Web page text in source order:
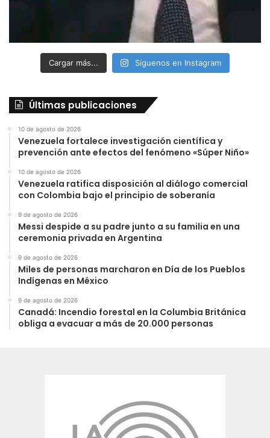
Cargar más... Síguenos en Instagram
Últimas publicaciones
10 de agosto de 2026
Venezuela fortalece investigación científica y
prevención ante efectos del fenómeno «Súper Niño»
10 de agosto de 2026
Venezuela ratifica disposición al diálogo comercial
con Colombia bajo el principio de soberanía
9 de agosto de 2026
Messi despide a su padre junto a su familia en una
ceremonia privada en Argentina
9 de agosto de 2026
Miles de personas marcharon en Día de los Pueblos
Indígenas en México
9 de agosto de 2026
Canadá: Incendio forestal en la Columbia Británica
obliga a evacuar a más de 20.000 personas